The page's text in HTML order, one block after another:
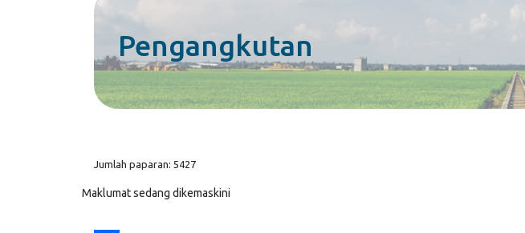
Pengangkutan
Jumlah paparan: 5427
Maklumat sedang dikemaskini